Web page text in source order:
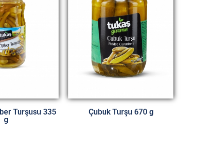
Turşusu 335
g
Çubuk Turşu 670 g